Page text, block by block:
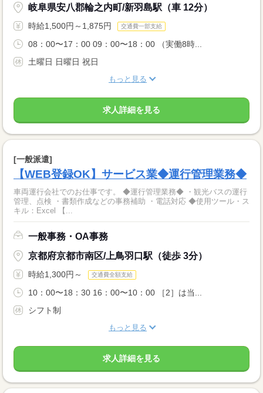
岐阜県安八郡輪之内町/新羽島駅（車 12分）
時給1,500円～1,875円 交通費一部支給
08：00〜17：00 09：00〜18：00 （実働8時...
土曜日 日曜日 祝日
もっと見る
求人詳細を見る
[一般派遣]
【WEB登録OK】サービス業◆運行管理業務◆
車両運行会社でのお仕事です。 ◆運行管理業務◆ ・観光バスの運行
管理、点検 ・書類作成などの事務補助 ・電話対応 ◆使用ツール・ス
キル：Excel 【...
一般事務・OA事務
京都府京都市南区/上鳥羽口駅（徒歩 3分）
時給1,300円～ 交通費全額支給
10：00〜18：30 16：00〜10：00 ［2］は当...
シフト制
もっと見る
求人詳細を見る